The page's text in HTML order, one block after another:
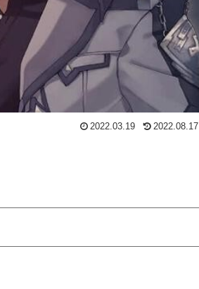
2022.03.19 2022.08.17